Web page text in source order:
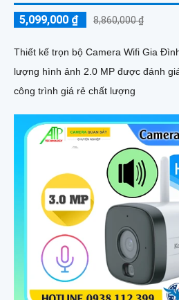
5,099,000 ₫ 8,860,000 ₫
Thiết kế trọn bộ Camera Wifi Gia
lượng hình ảnh 2.0 MP được đánh
công trình giá rẻ chất lượng